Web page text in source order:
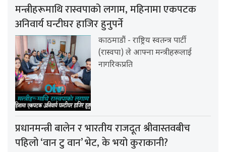
मन्त्रीहरूमाथि रास्वपाको लगाम, महिनामा एकपटक
अनिवार्य घन्टीघर हाजिर हुनुपर्ने
काठमाडौं - राष्ट्रिय स्वतन्त्र पार्टी
(रास्वपा) ले आफ्ना मन्त्रीहरूलाई
नागरिकप्रति
प्रधानमन्त्री बालेन र भारतीय राजदूत श्रीवास्तवबीच
पहिलो ‘वान टु वान’ भेट, के भयो कुराकानी?